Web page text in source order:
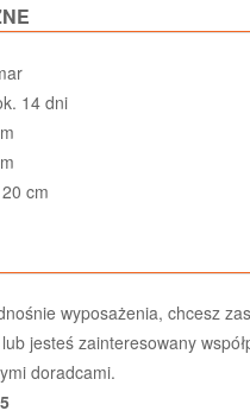
14 dni
cm
wyposażenia, chcesz
jesteś zainteresowany
doradcami.